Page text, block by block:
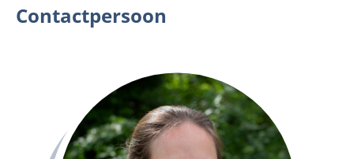
Contactpersoon